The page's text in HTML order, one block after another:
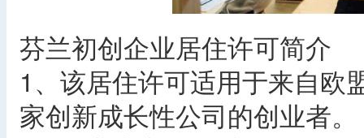
芬兰初创企业居住许可简介
1、该居住许可适用于来自欧
家创新成长性公司的创业者。